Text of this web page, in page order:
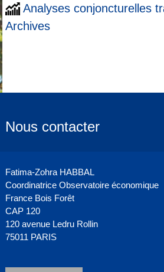
Analyses conjoncturelles
Archives
Nous contacter
Fatima-Zohra HABBAL
Coordinatrice Observatoire économique
France Bois Forêt
CAP 120
120 avenue Ledru Rollin
75011 PARIS